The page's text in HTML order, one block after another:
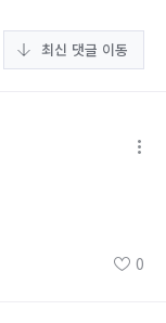
최신 댓글 이동
0